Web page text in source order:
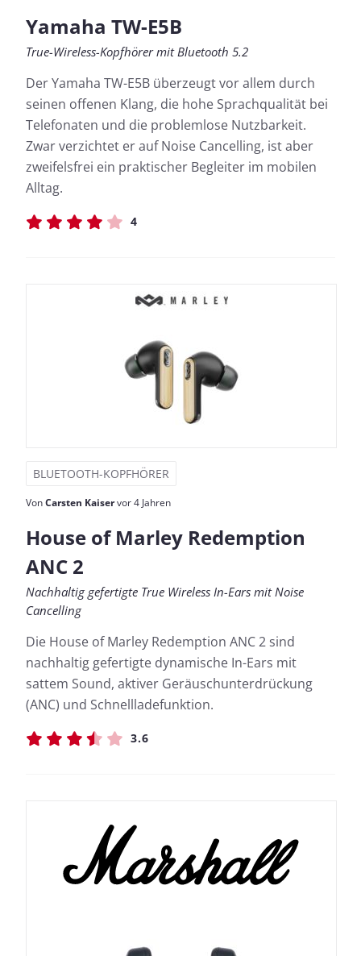
Yamaha TW-E5B
True-Wireless-Kopfhörer mit Bluetooth 5.2
Der Yamaha TW-E5B überzeugt vor allem durch
seinen offenen Klang, die hohe Sprachqualität bei
Telefonaten und die problemlose Nutzbarkeit.
Zwar verzichtet er auf Noise Cancelling, ist aber
zweifelsfrei ein praktischer Begleiter im mobilen
Alltag.
4
BLUETOOTH-KOPFHÖRER
VonCarsten Kaiservor 4 Jahren
House of Marley Redemption
ANC 2
Nachhaltig gefertigte True Wireless In-Ears mit Noise
Cancelling
Die House of Marley Redemption ANC 2 sind
nachhaltig gefertigte dynamische In-Ears mit
sattem Sound, aktiver Geräuschunterdrückung
(ANC) und Schnellladefunktion.
3.6